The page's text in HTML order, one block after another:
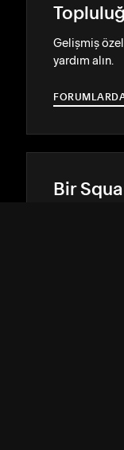
Gelişmiş
yardım alın.
Bir